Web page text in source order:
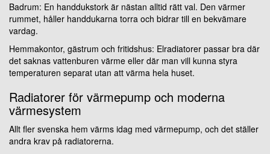
Badrum: En handdukstork är nästan alltid rätt val. Den värmer
rummet, håller handdukarna torra och bidrar till en bekvämare
vardag.
Hemmakontor, gästrum och fritidshus: Elradiatorer passar bra där
det saknas vattenburen värme eller där man vill kunna styra
temperaturen separat utan att värma hela huset.
Radiatorer för värmepump och moderna
värmesystem
Allt fler svenska hem värms idag med värmepump, och det ställer
andra krav på radiatorerna.